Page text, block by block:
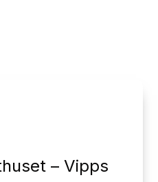
– Vipps